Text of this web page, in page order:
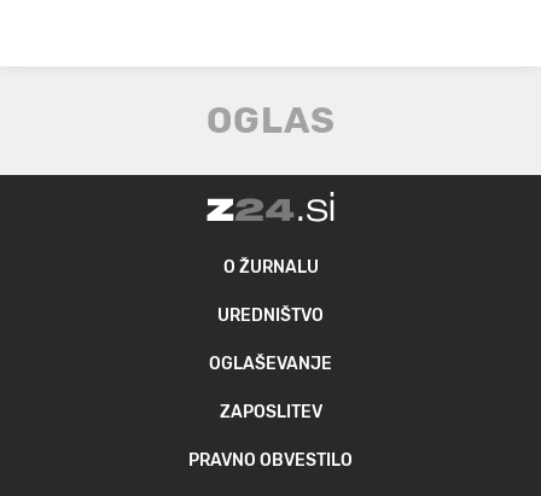
O ŽURNALU
UREDNIŠTVO
OGLAŠEVANJE
ZAPOSLITEV
PRAVNO OBVESTILO